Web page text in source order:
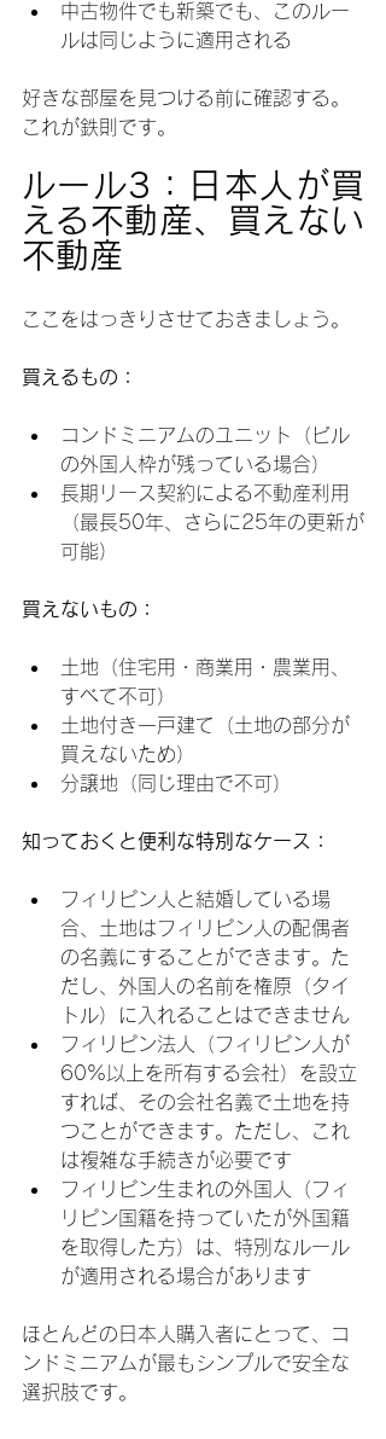
中古物件でも新築でも、このルー
ルは同じように適用される
好きな部屋を見つける前に確認する。
これが鉄則です。
ルール3：日本人が買
える不動産、買えない
不動産
ここをはっきりさせておきましょう。
買えるもの：
コンドミニアムのユニット（ビル
の外国人枠が残っている場合）
長期リース契約による不動産利用
（最長50年、さらに25年の更新が
可能）
買えないもの：
土地（住宅用・商業用・農業用、
すべて不可）
土地付き一戸建て（土地の部分が
買えないため）
分譲地（同じ理由で不可）
知っておくと便利な特別なケース：
フィリピン人と結婚している場
合、土地はフィリピン人の配偶者
の名義にすることができます。た
だし、外国人の名前を権原（タイ
トル）に入れることはできません
フィリピン法人（フィリピン人が
60%以上を所有する会社）を設立
すれば、その会社名義で土地を持
つことができます。ただし、これ
は複雑な手続きが必要です
フィリピン生まれの外国人（フィ
リピン国籍を持っていたが外国籍
を取得した方）は、特別なルール
が適用される場合があります
ほとんどの日本人購入者にとって、コ
ンドミニアムが最もシンプルで安全な
選択肢です。